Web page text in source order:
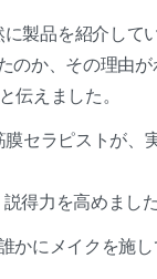
製品を紹介して
か、その理由が
伝えました。
セラピストが、
得力を高めまし
かにメイクを施